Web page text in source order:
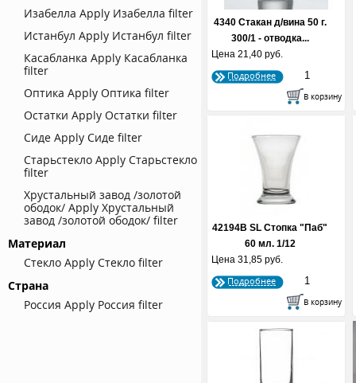
Изабелла Apply Изабелла filter
Истанбул Apply Истанбул filter
Касабланка Apply Касабланка
filter
Оптика Apply Оптика filter
Остатки Apply Остатки filter
Сиде Apply Сиде filter
Старьстекло Apply Старьстекло
filter
Хрустальный завод /золотой
ободок/ Apply Хрустальный
завод /золотой ободок/ filter
Материал
Стекло Apply Стекло filter
Страна
Россия Apply Россия filter
4340 Стакан д/вина 50 г.
300/1 - отводка...
Цена 21,40 руб.
Подробнее
42194В SL Стопка "Паб"
60 мл. 1/12
Цена 31,85 руб.
Подробнее